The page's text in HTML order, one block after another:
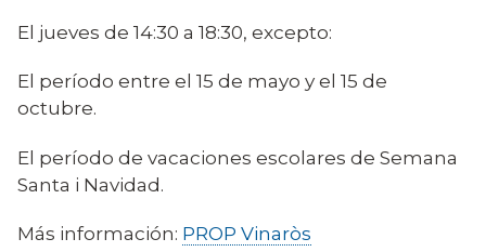
El jueves de 14:30 a 18:30, excepto:
El período entre el 15 de mayo y el 15 de
octubre.
El período de vacaciones escolares de Semana
Santa i Navidad.
Más información: PROP Vinaròs